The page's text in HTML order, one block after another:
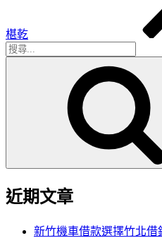
椹乾
搜
近期文章
新竹機車借款選擇竹北